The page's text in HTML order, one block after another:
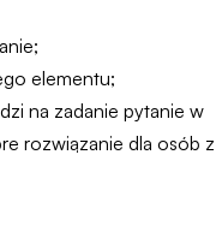
elementu;
na zadanie pytanie w
rozwiązanie dla osób z